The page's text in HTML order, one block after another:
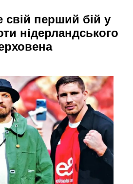
свій перший бій у
нідерландського